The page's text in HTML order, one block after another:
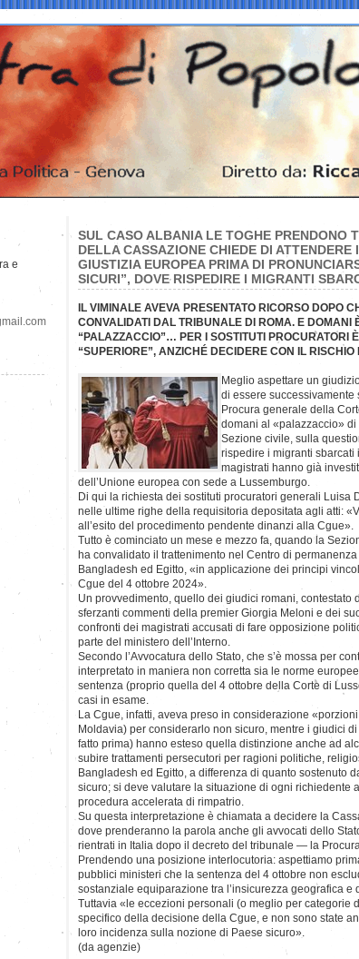
SUL CASO ALBANIA LE TOGHE PRENDONO
DELLA CASSAZIONE CHIEDE DI
GIUSTIZIA EUROPEA PRIMA DI
SICURI”, DOVE RISPEDIRE I MIGRANTI
IL VIMINALE AVEVA PRESENTATO RICORSO DOPO
CONVALIDATI DAL TRIBUNALE DI ROMA. E DOMANI
“PALAZZACCIO”… PER I SOSTITUTI PROCURATORI
“SUPERIORE”, ANZICHÉ DECIDERE CON IL RISCHIO
Meglio aspettare un
di essere successivamente
Procura generale della
domani al «palazzaccio»
Sezione civile, sulla
rispedire i migranti
magistrati hanno già
dell’Unione europea con sede a Lussemburgo.
Di qui la richiesta dei sostituti procuratori generali Luisa
nelle ultime righe della requisitoria depositata agli atti:
all’esito del procedimento pendente dinanzi alla Cgue».
Tutto è cominciato un mese e mezzo fa, quando la
ha convalidato il trattenimento nel Centro di
Bangladesh ed Egitto, «in applicazione dei principi
Cgue del 4 ottobre 2024».
Un provvedimento, quello dei giudici romani, contestato
sferzanti commenti della premier Giorgia Meloni e dei
confronti dei magistrati accusati di fare opposizione
parte del ministero dell’Interno.
Secondo l’Avvocatura dello Stato, che s’è mossa per
interpretato in maniera non corretta sia le norme
sentenza (proprio quella del 4 ottobre della Corte di
casi in esame.
La Cgue, infatti, aveva preso in considerazione
Moldavia) per considerarlo non sicuro, mentre i giudici
fatto prima) hanno esteso quella distinzione anche ad
subire trattamenti persecutori per ragioni politiche,
Bangladesh ed Egitto, a differenza di quanto sostenuto
sicuro; si deve valutare la situazione di ogni richiedente
procedura accelerata di rimpatrio.
Su questa interpretazione è chiamata a decidere la
dove prenderanno la parola anche gli avvocati dello
rientrati in Italia dopo il decreto del tribunale — la
Prendendo una posizione interlocutoria: aspettiamo
pubblici ministeri che la sentenza del 4 ottobre non
sostanziale equiparazione tra l’insicurezza geografica
Tuttavia «le eccezioni personali (o meglio per categorie
specifico della decisione della Cgue, e non sono state
loro incidenza sulla nozione di Paese sicuro».
(da agenzie)
e